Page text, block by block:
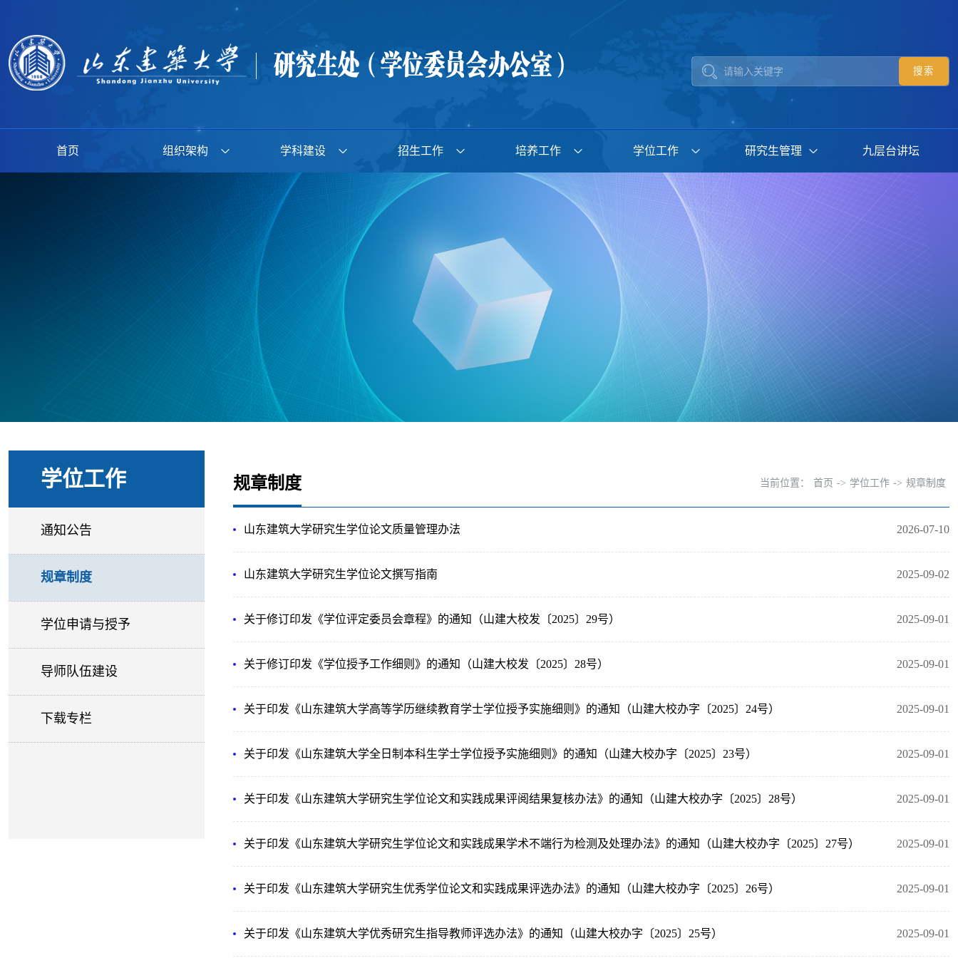
首页 组织架构 学科建设 招生工作 培养工作 学位工作 研究生管理 九层台讲坛
学位工作
通知公告
规章制度
学位申请与授予
导师队伍建设
下载专栏
规章制度 当前位置： 首页 -> 学位工作 -> 规章制度
2026-07-10
山东建筑大学研究生学位论文质量管理办法
2025-09-02
山东建筑大学研究生学位论文撰写指南
2025-09-01
关于修订印发《学位评定委员会章程》的通知（山建大校发〔2025〕29号）
2025-09-01
关于修订印发《学位授予工作细则》的通知（山建大校发〔2025〕28号）
2025-09-01
关于印发《山东建筑大学高等学历继续教育学士学位授予实施细则》的通知（山建大校办字〔2025〕24号）
2025-09-01
关于印发《山东建筑大学全日制本科生学士学位授予实施细则》的通知（山建大校办字〔2025〕23号）
2025-09-01
关于印发《山东建筑大学研究生学位论文和实践成果评阅结果复核办法》的通知（山建大校办字〔2025〕28号）
2025-09-01
关于印发《山东建筑大学研究生学位论文和实践成果学术不端行为检测及处理办法》的通知（山建大校办字〔2025〕27号）
2025-09-01
关于印发《山东建筑大学研究生优秀学位论文和实践成果评选办法》的通知（山建大校办字〔2025〕26号）
2025-09-01
关于印发《山东建筑大学优秀研究生指导教师评选办法》的通知（山建大校办字〔2025〕25号）